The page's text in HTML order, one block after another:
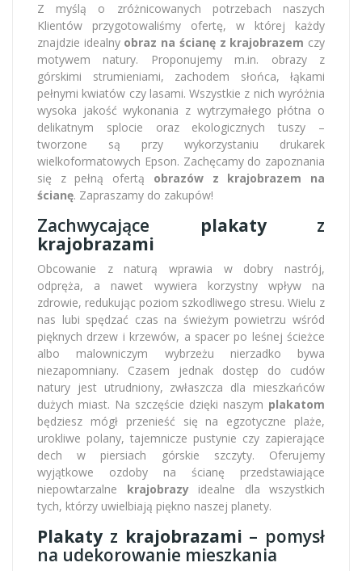
Z myślą o zróżnicowanych potrzebach naszych
Klientów przygotowaliśmy ofertę, w której każdy
znajdzie idealny obraz na ścianę z krajobrazem czy
motywem natury. Proponujemy m.in. obrazy z
górskimi strumieniami, zachodem słońca, łąkami
pełnymi kwiatów czy lasami. Wszystkie z nich wyróżnia
wysoka jakość wykonania z wytrzymałego płótna o
delikatnym splocie oraz ekologicznych tuszy –
tworzone są przy wykorzystaniu drukarek
wielkoformatowych Epson. Zachęcamy do zapoznania
się z pełną ofertą obrazów z krajobrazem na
ścianę. Zapraszamy do zakupów!
Zachwycające plakaty z
krajobrazami
Obcowanie z naturą wprawia w dobry nastrój,
odpręża, a nawet wywiera korzystny wpływ na
zdrowie, redukując poziom szkodliwego stresu. Wielu z
nas lubi spędzać czas na świeżym powietrzu wśród
pięknych drzew i krzewów, a spacer po leśnej ścieżce
albo malowniczym wybrzeżu nierzadko bywa
niezapomniany. Czasem jednak dostęp do cudów
natury jest utrudniony, zwłaszcza dla mieszkańców
dużych miast. Na szczęście dzięki naszym plakatom
będziesz mógł przenieść się na egzotyczne plaże,
urokliwe polany, tajemnicze pustynie czy zapierające
dech w piersiach górskie szczyty. Oferujemy
wyjątkowe ozdoby na ścianę przedstawiające
niepowtarzalne krajobrazy idealne dla wszystkich
tych, którzy uwielbiają piękno naszej planety.
Plakaty z krajobrazami – pomysł
na udekorowanie mieszkania